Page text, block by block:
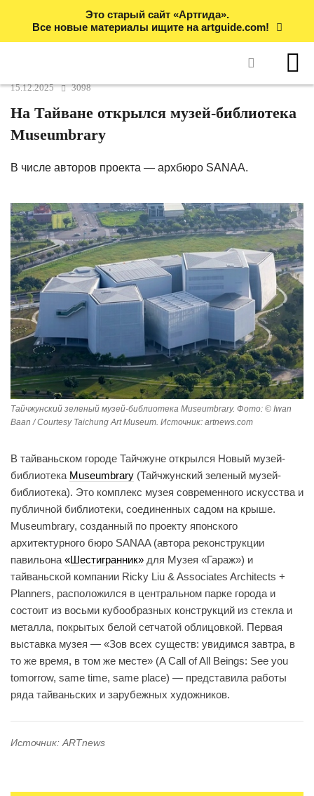
Это старый сайт «Артгида».
Все новые материалы ищите на artguide.com!
15.12.2025 3098
На Тайване открылся музей-библиотека
Museumbrary
В числе авторов проекта — архбюро SANAA.
Тайчжунский зеленый музей-библиотека Museumbrary. Фото: © Iwan
Baan / Courtesy Taichung Art Museum. Источник: artnews.com
В тайваньском городе Тайчжуне открылся Новый музей-
библиотека Museumbrary (Тайчжунский зеленый музей-
библиотека). Это комплекс музея современного искусства и
публичной библиотеки, соединенных садом на крыше.
Museumbrary, созданный по проекту японского
архитектурного бюро SANAA (автора реконструкции
павильона «Шестигранник» для Музея «Гараж») и
тайваньской компании Ricky Liu & Associates Architects +
Planners, расположился в центральном парке города и
состоит из восьми кубообразных конструкций из стекла и
металла, покрытых белой сетчатой облицовкой. Первая
выставка музея — «Зов всех существ: увидимся завтра, в
то же время, в том же месте» (A Call of All Beings: See you
tomorrow, same time, same place) — представила работы
ряда тайваньских и зарубежных художников.
Источник: ARTnews